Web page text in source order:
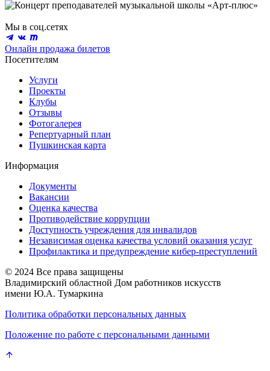
Мы в соц.сетях
Онлайн продажа билетов
Посетителям
Услуги
Проекты
Клубы
Отзывы
Фотогалерея
Репертуарный план
Пушкинская карта
Информация
Документы
Вакансии
Оценка качества
Противодействие коррупции
Доступность учреждения для инвалидов
Независимая оценка качества условий оказания услуг
Профилактика и предупреждение кибер-преступлений
© 2024 Все права защищены
Владимирский областной Дом работников искусств
имени Ю.А. Тумаркина
Политика обработки персональных данных
Положение по работе с персональными данными